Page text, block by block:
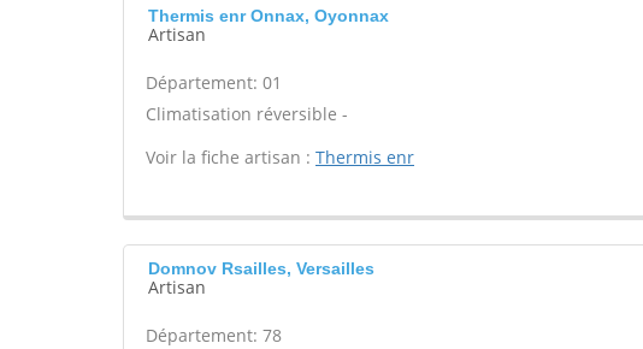
Thermis enr Onnax, Oyonnax
Artisan
Département: 01
Climatisation réversible -
Voir la fiche artisan : Thermis enr
Domnov Rsailles, Versailles
Artisan
Département: 78